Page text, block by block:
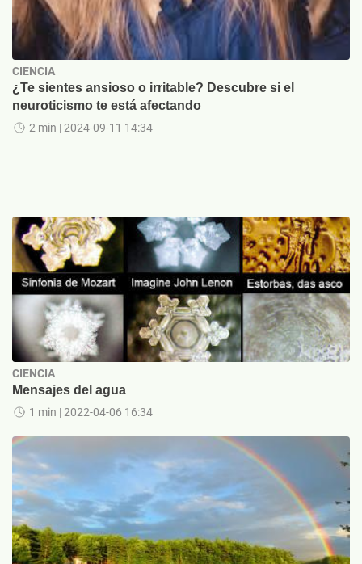
CIENCIA
¿Te sientes ansioso o irritable? Descubre si el
neuroticismo te está afectando
2 min | 2024-09-11 14:34
CIENCIA
Mensajes del agua
1 min | 2022-04-06 16:34